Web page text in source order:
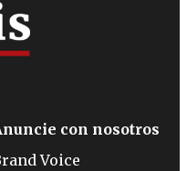
con nosotros
Voice